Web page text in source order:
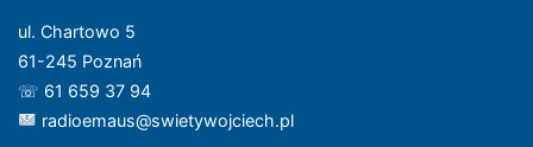
ul. Chartowo 5
61-245 Poznań
☏ 61 659 37 94
radioemaus@swietywojciech.pl